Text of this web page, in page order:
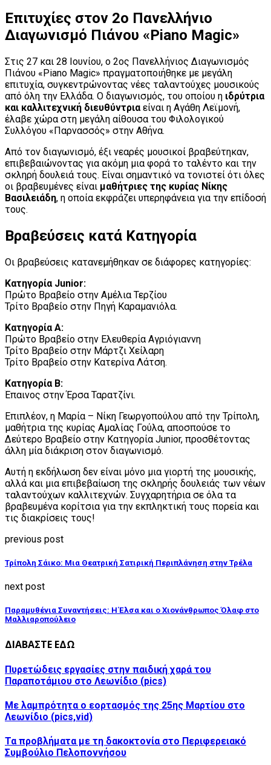
Επιτυχίες στον 2ο Πανελλήνιο
Διαγωνισμό Πιάνου «Piano Magic»
Στις 27 και 28 Ιουνίου, ο 2ος Πανελλήνιος Διαγωνισμός
Πιάνου «Piano Magic» πραγματοποιήθηκε με μεγάλη
επιτυχία, συγκεντρώνοντας νέες ταλαντούχες μουσικούς
από όλη την Ελλάδα. Ο διαγωνισμός, του οποίου η ιδρύτρια
και καλλιτεχνική διευθύντριαείναι η Αγάθη Λεϊμονή,
έλαβε χώρα στη μεγάλη αίθουσα του Φιλολογικού
Συλλόγου «Παρνασσός» στην Αθήνα.
Από τον διαγωνισμό, έξι νεαρές μουσικοί βραβεύτηκαν,
επιβεβαιώνοντας για ακόμη μια φορά το ταλέντο και την
σκληρή δουλειά τους. Είναι σημαντικό να τονιστεί ότι όλες
οι βραβευμένες είναι μαθήτριες της κυρίας Νίκης
Βασιλειάδη, η οποία εκφράζει υπερηφάνεια για την επίδοσή
τους.
Βραβεύσεις κατά Κατηγορία
Οι βραβεύσεις κατανεμήθηκαν σε διάφορες κατηγορίες:
Κατηγορία Junior:
Πρώτο Βραβείο στην Αμέλια Τερζίου
Τρίτο Βραβείο στην Πηγή Καραμανιόλα.
Κατηγορία Α:
Πρώτο Βραβείο στην Ελευθερία Αγριόγιαννη
Τρίτο Βραβείο στην Μάρτζι Χείλαρη
Τρίτο Βραβείο στην Κατερίνα Λάτση.
Κατηγορία Β:
Έπαινος στην Έρσα Ταρατζίνι.
Επιπλέον, η Μαρία – Νίκη Γεωργοπούλου από την Τρίπολη,
μαθήτρια της κυρίας Αμαλίας Γούλα, αποσπούσε το
Δεύτερο Βραβείο στην Κατηγορία Junior, προσθέτοντας
άλλη μία διάκριση στον διαγωνισμό.
Αυτή η εκδήλωση δεν είναι μόνο μια γιορτή της μουσικής,
αλλά και μια επιβεβαίωση της σκληρής δουλειάς των νέων
ταλαντούχων καλλιτεχνών. Συγχαρητήρια σε όλα τα
βραβευμένα κορίτσια για την εκπληκτική τους πορεία και
τις διακρίσεις τους!
previous post
Τρίπολη Σάικο: Μια Θεατρική Σατιρική Περιπλάνηση στην Τρέλα
next post
Παραμυθένια Συναντήσεις: Η Έλσα και ο Χιονάνθρωπος Όλαφ στο
Μαλλιαροπούλειο
ΔΙΑΒΑΣΤΕ ΕΔΩ
Πυρετώδεις εργασίες στην παιδική χαρά του
Παραποτάμιου στο Λεωνίδιο (pics)
Με λαμπρότητα ο εορτασμός της 25ης Μαρτίου στο
Λεωνίδιο (pics,vid)
Τα προβλήματα με τη δακοκτονία στο Περιφερειακό
Συμβούλιο Πελοποννήσου